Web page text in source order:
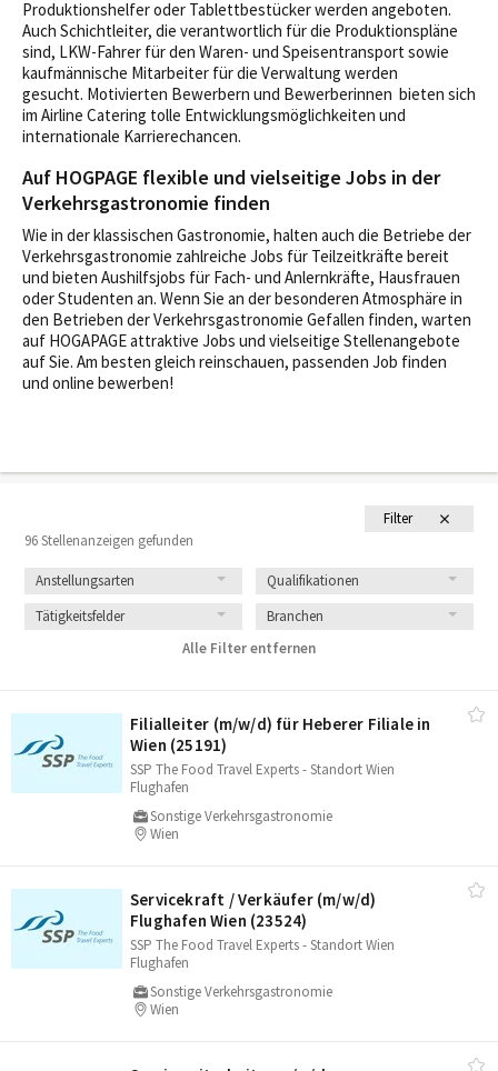
Filter
96 Stellenanzeigen gefunden
Anstellungsarten
Qualifikationen
Tätigkeitsfelder
Branchen
Alle Filter entfernen
Filialleiter (m/​w/​d) für Heberer Filiale in
Wien (25191)
SSP The Food Travel Experts - Standort Wien
Flughafen
Sonstige Verkehrsgastronomie
Wien
Servicekraft /​ Verkäufer (m/​w/​d)
Flughafen Wien (23524)
SSP The Food Travel Experts - Standort Wien
Flughafen
Sonstige Verkehrsgastronomie
Wien
Produktionshelfer oder Tablettbestücker werden angeboten.
Auch Schichtleiter, die verantwortlich für die Produktionspläne
sind, LKW-Fahrer für den Waren- und Speisentransport sowie
kaufmännische Mitarbeiter für die Verwaltung werden
gesucht. Motivierten Bewerbern und Bewerberinnen bieten sich
im Airline Catering tolle Entwicklungsmöglichkeiten und
internationale Karrierechancen.
Auf HOGPAGE flexible und vielseitige Jobs in der
Verkehrsgastronomie finden
Wie in der klassischen Gastronomie, halten auch die Betriebe der
Verkehrsgastronomie zahlreiche Jobs für Teilzeitkräfte bereit
und bieten Aushilfsjobs für Fach- und Anlernkräfte, Hausfrauen
oder Studenten an. Wenn Sie an der besonderen Atmosphäre in
den Betrieben der Verkehrsgastronomie Gefallen finden, warten
auf HOGAPAGE attraktive Jobs und vielseitige Stellenangebote
auf Sie. Am besten gleich reinschauen, passenden Job finden
und online bewerben!